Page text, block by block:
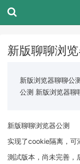
新版聊聊浏
新版浏览器聊聊公
公测 新版浏览器聊
新版聊聊浏览器公测
实现了cookie隔离，可
測試版本，尚未完善，